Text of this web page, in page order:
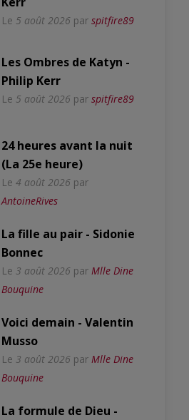
Le 5 août 2026 par spitfire89
Les Ombres de Katyn -
Philip Kerr
Le 5 août 2026 par spitfire89
24 heures avant la nuit
(La 25e heure)
Le 4 août 2026 par
AntoineRives
La fille au pair - Sidonie
Bonnec
Le 3 août 2026 par Mlle Dine
Bouquine
Voici demain - Valentin
Musso
Le 3 août 2026 par Mlle Dine
Bouquine
La formule de Dieu -